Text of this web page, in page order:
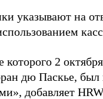
указывают на
которого 2
дю Паскье,
добавляет